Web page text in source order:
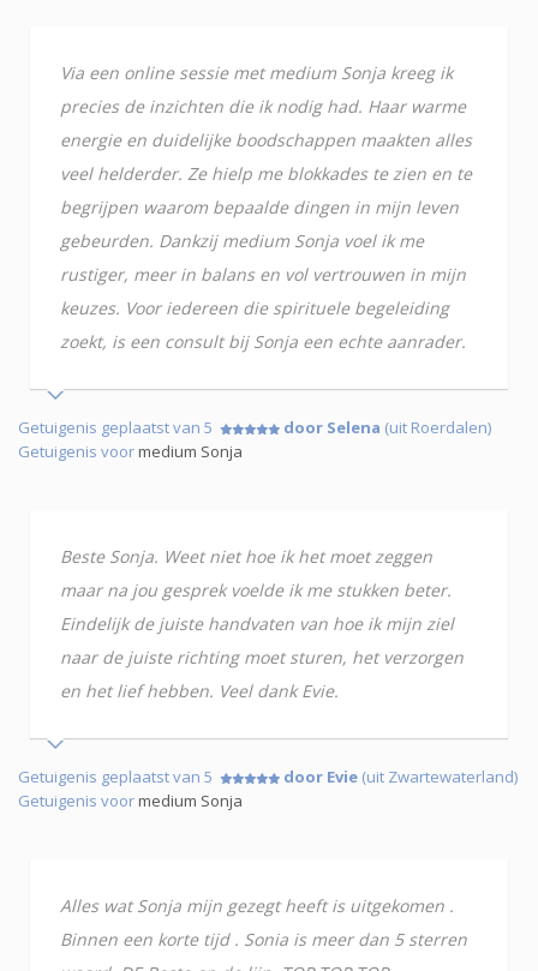
Via een online sessie met medium Sonja kreeg ik
precies de inzichten die ik nodig had. Haar warme
energie en duidelijke boodschappen maakten alles
veel helderder. Ze hielp me blokkades te zien en te
begrijpen waarom bepaalde dingen in mijn leven
gebeurden. Dankzij medium Sonja voel ik me
rustiger, meer in balans en vol vertrouwen in mijn
keuzes. Voor iedereen die spirituele begeleiding
zoekt, is een consult bij Sonja een echte aanrader.
Getuigenis geplaatst van 5 door Selena (uit Roerdalen)
Getuigenis voormedium Sonja
Beste Sonja. Weet niet hoe ik het moet zeggen
maar na jou gesprek voelde ik me stukken beter.
Eindelijk de juiste handvaten van hoe ik mijn ziel
naar de juiste richting moet sturen, het verzorgen
en het lief hebben. Veel dank Evie.
Getuigenis geplaatst van 5 door Evie (uit Zwartewaterland)
Getuigenis voormedium Sonja
Alles wat Sonja mijn gezegt heeft is uitgekomen .
Binnen een korte tijd . Sonia is meer dan 5 sterren